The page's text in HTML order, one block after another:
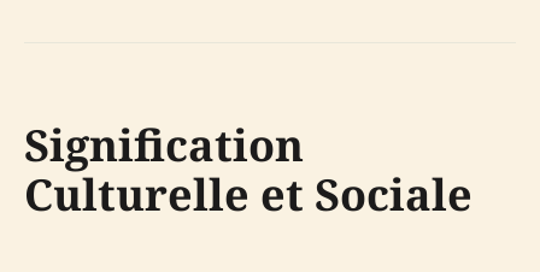
Signification
Culturelle et Sociale